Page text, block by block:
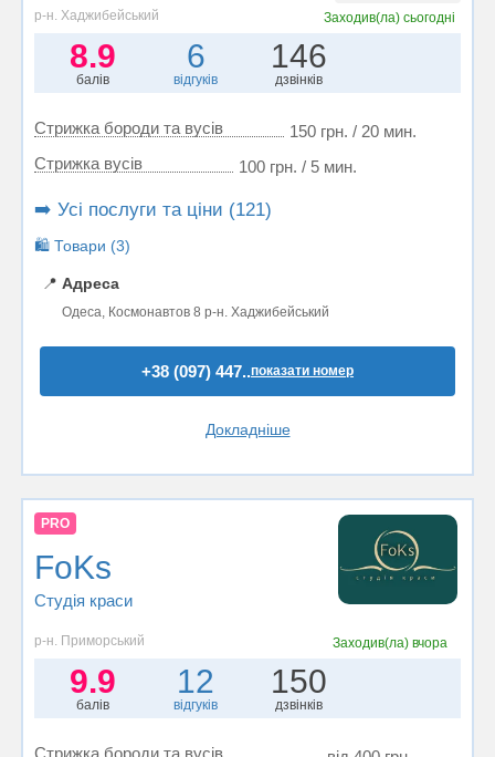
р-н. Хаджибейський
Заходив(ла)сьогодні
8.9
балів
6
відгуків
146
дзвінків
Стрижка бороди та вусів
150 грн. / 20 мин.
Стрижка вусів
100 грн. / 5 мин.
➡️ Усі послуги та ціни (121)
🛍️ Товари (3)
📍 Адреса
Одеса, Космонавтов 8 р-н. Хаджибейський
+38 (097) 447..показати номер
Докладніше
PRO
FoKs
Студія краси
р-н. Приморський Заходив(ла) вчора
9.9
балів
12
відгуків
150
дзвінків